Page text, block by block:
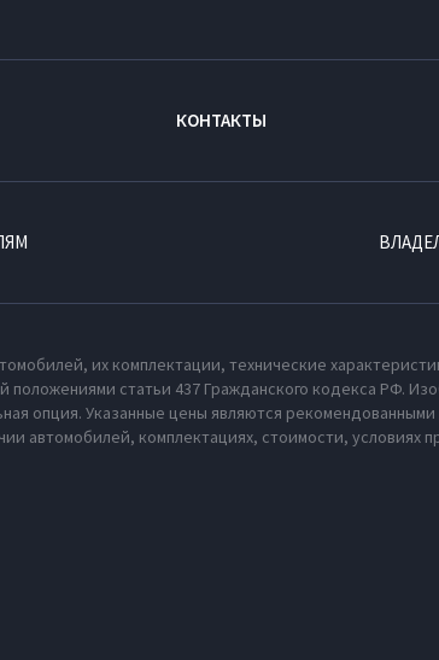
КОНТАКТЫ
их комплектации, технические
статьи 437 Гражданского кодекса РФ.
опция. Указанные цены являются
автомобилей, комплектациях, стоимости, условиях